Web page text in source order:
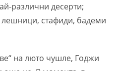
различни десерти;
лешници, стафиди, бадеми
на люто чушле, Годжи